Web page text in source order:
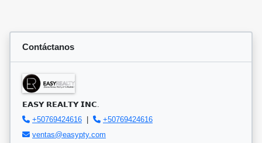
Contáctanos
𝗘𝗔𝗦𝗬 𝗥𝗘𝗔𝗟𝗧𝗬 𝗜𝗡𝗖.
+50769424616 |
+50769424616
ventas@easypty.com